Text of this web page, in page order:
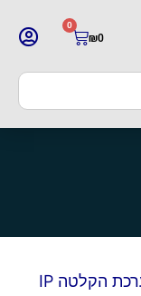
₪0
0
מערכת הקלטה IP